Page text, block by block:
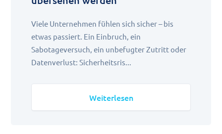
Viele Unternehmen fühlen sich sicher – bis
etwas passiert. Ein Einbruch, ein
Sabotageversuch, ein unbefugter Zutritt oder
Datenverlust: Sicherheitsris...
Weiterlesen